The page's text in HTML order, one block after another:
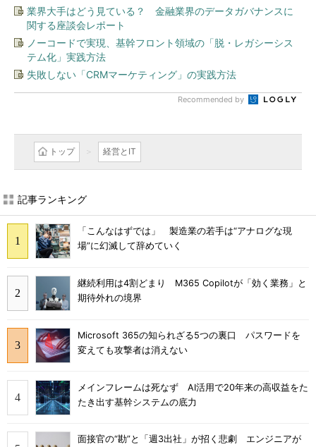
業界大手はどう見ている？ 金融業界のデータガバナンスに
関する座談会レポート
ノーコードで実現、基幹フロント領域の「脱・レガシーシス
テム化」実践方法
失敗しない「CRMマーケティング」の実践方法
Recommended by
トップ 経営とIT
記事ランキング
「こんなはずでは」 製造業の若手は“アナログな現
場”に幻滅して辞めていく
継続利用は4割どまり M365 Copilotが「効く業務」と
期待外れの境界
Microsoft 365の知られざる5つの裏口 パスワードを
変えても攻撃者は消えない
メインフレームは死なず AI活用で20年来の高収益をた
たき出す基幹システムの底力
面接官の“勘”と「週3出社」が招く悲劇 エンジニアが